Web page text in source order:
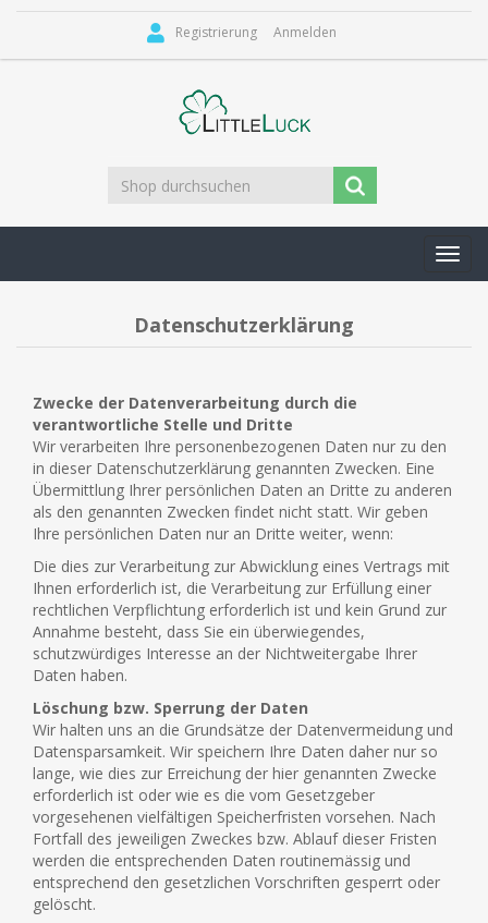
Registrierung Anmelden
Datenschutzerklärung
Zwecke der Datenverarbeitung durch die
verantwortliche Stelle und Dritte
Wir verarbeiten Ihre personenbezogenen Daten nur zu den
in dieser Datenschutzerklärung genannten Zwecken. Eine
Übermittlung Ihrer persönlichen Daten an Dritte zu anderen
als den genannten Zwecken findet nicht statt. Wir geben
Ihre persönlichen Daten nur an Dritte weiter, wenn:
Die dies zur Verarbeitung zur Abwicklung eines Vertrags mit
Ihnen erforderlich ist, die Verarbeitung zur Erfüllung einer
rechtlichen Verpflichtung erforderlich ist und kein Grund zur
Annahme besteht, dass Sie ein überwiegendes,
schutzwürdiges Interesse an der Nichtweitergabe Ihrer
Daten haben.
Löschung bzw. Sperrung der Daten
Wir halten uns an die Grundsätze der Datenvermeidung und
Datensparsamkeit. Wir speichern Ihre Daten daher nur so
lange, wie dies zur Erreichung der hier genannten Zwecke
erforderlich ist oder wie es die vom Gesetzgeber
vorgesehenen vielfältigen Speicherfristen vorsehen. Nach
Fortfall des jeweiligen Zweckes bzw. Ablauf dieser Fristen
werden die entsprechenden Daten routinemässig und
entsprechend den gesetzlichen Vorschriften gesperrt oder
gelöscht.